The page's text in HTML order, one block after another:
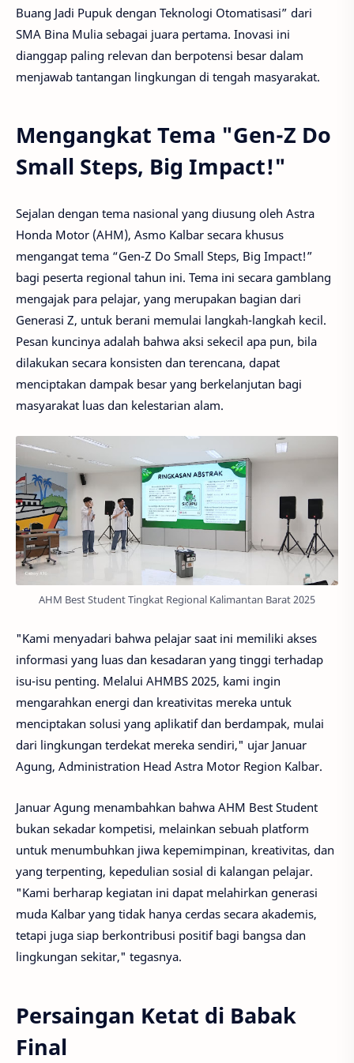
Buang Jadi Pupuk dengan Teknologi Otomatisasi” dari
SMA Bina Mulia sebagai juara pertama. Inovasi ini
dianggap paling relevan dan berpotensi besar dalam
menjawab tantangan lingkungan di tengah masyarakat.
Mengangkat Tema "Gen-Z Do
Small Steps, Big Impact!"
Sejalan dengan tema nasional yang diusung oleh Astra
Honda Motor (AHM), Asmo Kalbar secara khusus
mengangat tema “Gen-Z Do Small Steps, Big Impact!”
bagi peserta regional tahun ini. Tema ini secara gamblang
mengajak para pelajar, yang merupakan bagian dari
Generasi Z, untuk berani memulai langkah-langkah kecil.
Pesan kuncinya adalah bahwa aksi sekecil apa pun, bila
dilakukan secara konsisten dan terencana, dapat
menciptakan dampak besar yang berkelanjutan bagi
masyarakat luas dan kelestarian alam.
AHM Best Student Tingkat Regional Kalimantan Barat 2025
"Kami menyadari bahwa pelajar saat ini memiliki akses
informasi yang luas dan kesadaran yang tinggi terhadap
isu-isu penting. Melalui AHMBS 2025, kami ingin
mengarahkan energi dan kreativitas mereka untuk
menciptakan solusi yang aplikatif dan berdampak, mulai
dari lingkungan terdekat mereka sendiri," ujar Januar
Agung, Administration Head Astra Motor Region Kalbar.
Januar Agung menambahkan bahwa AHM Best Student
bukan sekadar kompetisi, melainkan sebuah platform
untuk menumbuhkan jiwa kepemimpinan, kreativitas, dan
yang terpenting, kepedulian sosial di kalangan pelajar.
"Kami berharap kegiatan ini dapat melahirkan generasi
muda Kalbar yang tidak hanya cerdas secara akademis,
tetapi juga siap berkontribusi positif bagi bangsa dan
lingkungan sekitar," tegasnya.
Persaingan Ketat di Babak
Final